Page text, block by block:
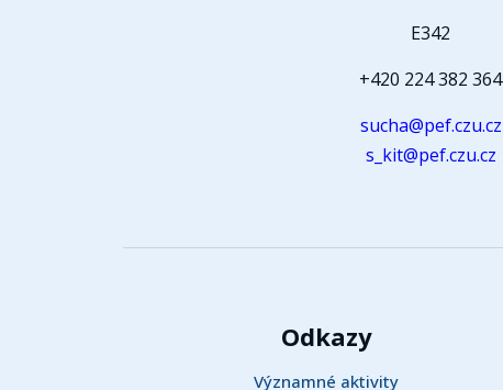
E342
+420 224 382 364
sucha@pef.czu.cz
s_kit@pef.czu.cz
Odkazy
Významné aktivity